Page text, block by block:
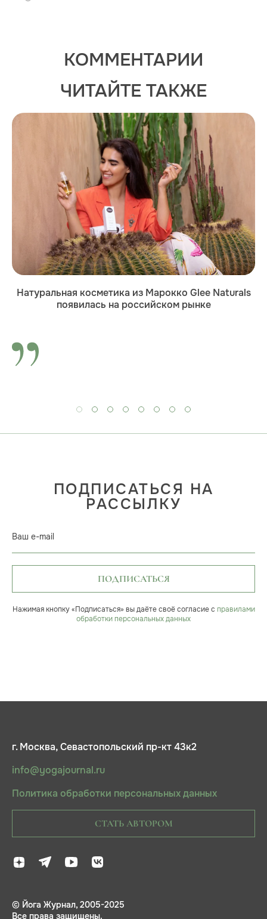
КОММЕНТАРИИ
ЧИТАЙТЕ ТАКЖЕ
Натуральная косметика из Марокко Glee Naturals
появилась на российском рынке
ПОДПИСАТЬСЯ НА
РАССЫЛКУ
Ваш e-mail
ПОДПИСАТЬСЯ
Нажимая кнопку «Подписаться» вы даёте своё согласие с правилами
обработки персональных данных
г. Москва, Севастопольский пр-кт 43к2
info@yogajournal.ru
Политика обработки персональных данных
СТАТЬ АВТОРОМ
© Йога Журнал, 2005-2025
Все права защищены.